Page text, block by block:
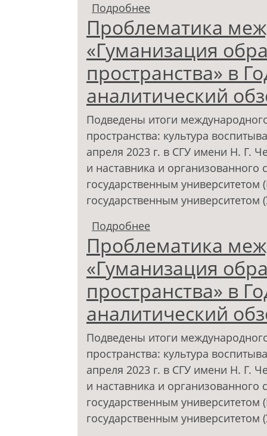
Подробнее
образовательного
аналитический обзор
Проблематика
«Гуманизация
пространства» в
аналитический
Подведены итоги
пространства: культура
апреля 2023 г. в СГУ имени Н. Г.
и наставника и
государственным университетом
государственным университетом
Подробнее
образовательного
аналитический обзор
Проблематика
«Гуманизация
пространства» в
аналитический
Подведены итоги
пространства: культура
апреля 2023 г. в СГУ имени Н. Г.
и наставника и
государственным университетом
государственным университетом